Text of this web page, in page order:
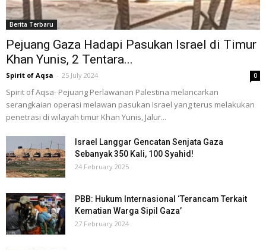
Berita Terbaru
Pejuang Gaza Hadapi Pasukan Israel di Timur
Khan Yunis, 2 Tentara...
Spirit of Aqsa - 25 July 2024 0
Spirit of Aqsa- Pejuang Perlawanan Palestina melancarkan
serangkaian operasi melawan pasukan Israel yang terus melakukan
penetrasi di wilayah timur Khan Yunis, Jalur...
Israel Langgar Gencatan Senjata Gaza
Sebanyak 350 Kali, 100 Syahid!
24 February 2025
PBB: Hukum Internasional ‘Terancam Terkait
Kematian Warga Sipil Gaza’
27 February 2024